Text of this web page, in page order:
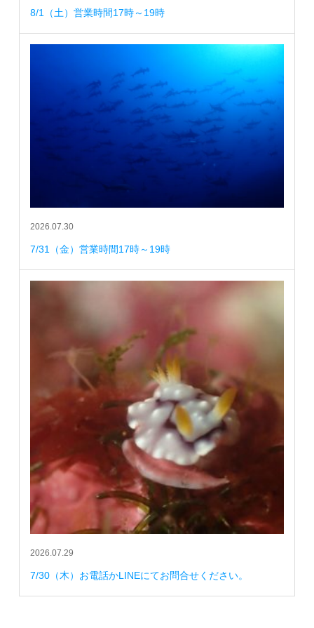
8/1（土）営業時間17時～19時
2026.07.30
7/31（金）営業時間17時～19時
2026.07.29
7/30（木）お電話かLINEにてお問合せください。